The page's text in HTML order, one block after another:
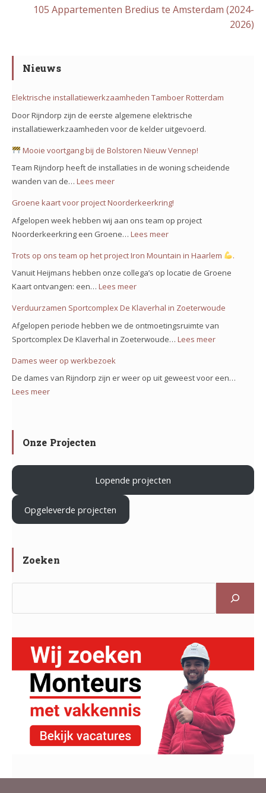
105 Appartementen Bredius te Amsterdam (2024-
2026)
Nieuws
Elektrische installatiewerkzaamheden Tamboer Rotterdam
Door Rijndorp zijn de eerste algemene elektrische
installatiewerkzaamheden voor de kelder uitgevoerd.
Mooie voortgang bij de Bolstoren Nieuw Vennep!
Team Rijndorp heeft de installaties in de woning scheidende
wanden van de… Lees meer:
voortgang
de
Bolstoren
Nieuw
Groene kaart voor project Noorderkeerkring!
Afgelopen week hebben wij aan ons team op project
Noorderkeerkring een Groene… Lees meer:
voor
Noorderkeerkring!
Trots op ons team op het project Iron Mountain in Haarlem
.
Vanuit Heijmans hebben onze collega’s op locatie de Groene
Kaart ontvangen: een… Lees meer:
ons
het
.
Verduurzamen Sportcomplex De Klaverhal in Zoeterwoude
Afgelopen periode hebben we de ontmoetingsruimte van
Sportcomplex De Klaverhal in Zoeterwoude… Lees meer:
De
Dames weer op werkbezoek
De dames van Rijndorp zijn er weer op uit geweest voor een…
Lees meer:
op
werkbezoek
Onze Projecten
Lopende projecten
Opgeleverde projecten
Zoeken